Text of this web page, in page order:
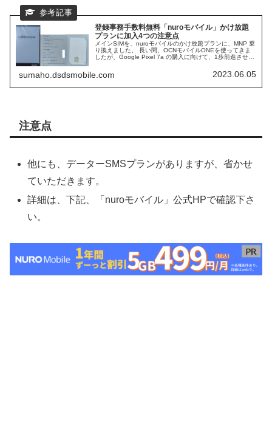
登録事務手数料無料「nuroモバイル」かけ放題
プランに加入4つの注意点
メインSIMを、nuroモバイルのかけ放題プランに、MNP 乗
り換えました。 長い間、OCNモバイルONEを使ってきま
したが、Google Pixel 7a の購入に向けて、1歩前進させま
ら、開通までの中の、注意点なども、説明していきます。
sumaho.dsdsmobile.com 2023.06.05
注意点
他にも、データーSMSプランがありますが、省かせ
ていただきます。
詳細は、下記、「nuroモバイル」公式HPで確認下さ
い。